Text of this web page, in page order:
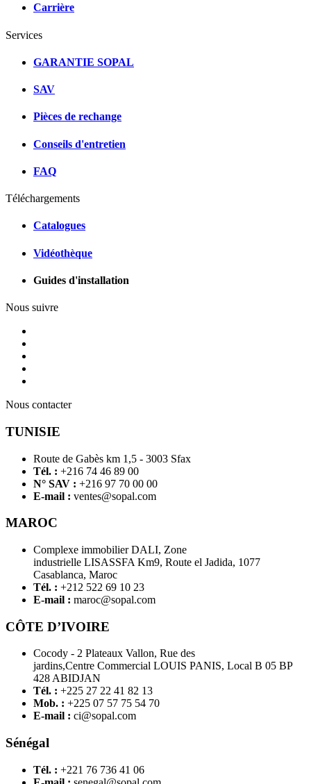
Carrière
Services
GARANTIE SOPAL
SAV
Pièces de rechange
Conseils d'entretien
FAQ
Téléchargements
Catalogues
Vidéothèque
Guides d'installation
Nous suivre
Nous contacter
TUNISIE
Route de Gabès km 1,5 - 3003 Sfax
Tél. : +216 74 46 89 00
N° SAV : +216 97 70 00 00
E-mail : ventes@sopal.com
MAROC
Complexe immobilier DALI, Zone
industrielle LISASSFA Km9, Route el Jadida, 1077
Casablanca, Maroc
Tél. : +212 522 69 10 23
E-mail : maroc@sopal.com
CÔTE D’IVOIRE
Cocody - 2 Plateaux Vallon, Rue des
jardins,Centre Commercial LOUIS PANIS, Local B 05 BP
428 ABIDJAN
Tél. : +225 27 22 41 82 13
Mob. : +225 07 57 75 54 70
E-mail : ci@sopal.com
Sénégal
Tél. : +221 76 736 41 06